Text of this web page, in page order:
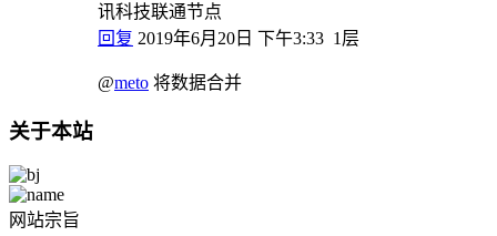
讯科技联通节点
回复 2019年6月20日 下午3:33 1层
@meto 将数据合并
关于本站
网站宗旨